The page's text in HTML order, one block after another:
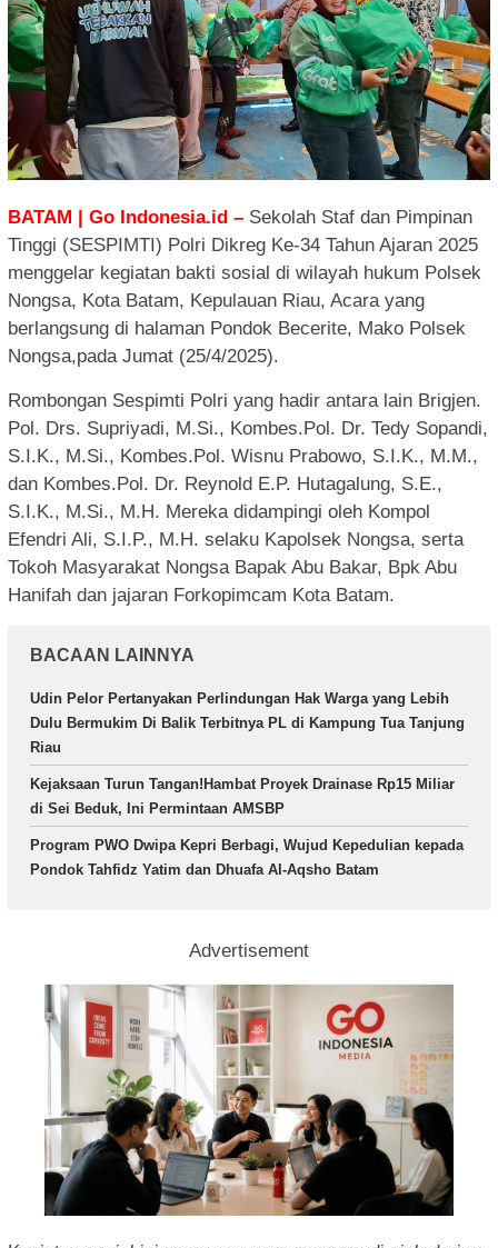
BATAM | Go Indonesia.id – Sekolah Staf dan Pimpinan
Tinggi (SESPIMTI) Polri Dikreg Ke-34 Tahun Ajaran 2025
menggelar kegiatan bakti sosial di wilayah hukum Polsek
Nongsa, Kota Batam, Kepulauan Riau, Acara yang
berlangsung di halaman Pondok Becerite, Mako Polsek
Nongsa,pada Jumat (25/4/2025).
Rombongan Sespimti Polri yang hadir antara lain Brigjen.
Pol. Drs. Supriyadi, M.Si., Kombes.Pol. Dr. Tedy Sopandi,
S.I.K., M.Si., Kombes.Pol. Wisnu Prabowo, S.I.K., M.M.,
dan Kombes.Pol. Dr. Reynold E.P. Hutagalung, S.E.,
S.I.K., M.Si., M.H. Mereka didampingi oleh Kompol
Efendri Ali, S.I.P., M.H. selaku Kapolsek Nongsa, serta
Tokoh Masyarakat Nongsa Bapak Abu Bakar, Bpk Abu
Hanifah dan jajaran Forkopimcam Kota Batam.
BACAAN LAINNYA
Udin Pelor Pertanyakan Perlindungan Hak Warga yang Lebih
Dulu Bermukim Di Balik Terbitnya PL di Kampung Tua Tanjung
Riau
Kejaksaan Turun Tangan!Hambat Proyek Drainase Rp15 Miliar
di Sei Beduk, Ini Permintaan AMSBP
Program PWO Dwipa Kepri Berbagi, Wujud Kepedulian kepada
Pondok Tahfidz Yatim dan Dhuafa Al-Aqsho Batam
Advertisement